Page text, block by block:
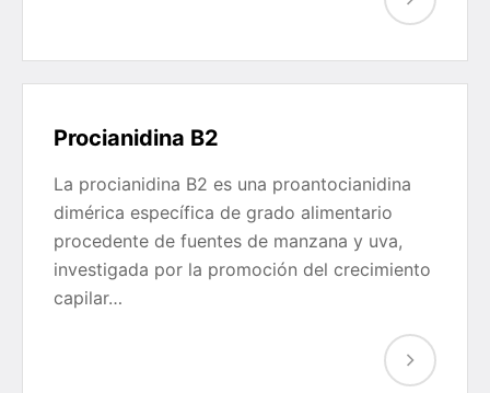
Procianidina B2
La procianidina B2 es una proantocianidina
dimérica específica de grado alimentario
procedente de fuentes de manzana y uva,
investigada por la promoción del crecimiento
capilar…